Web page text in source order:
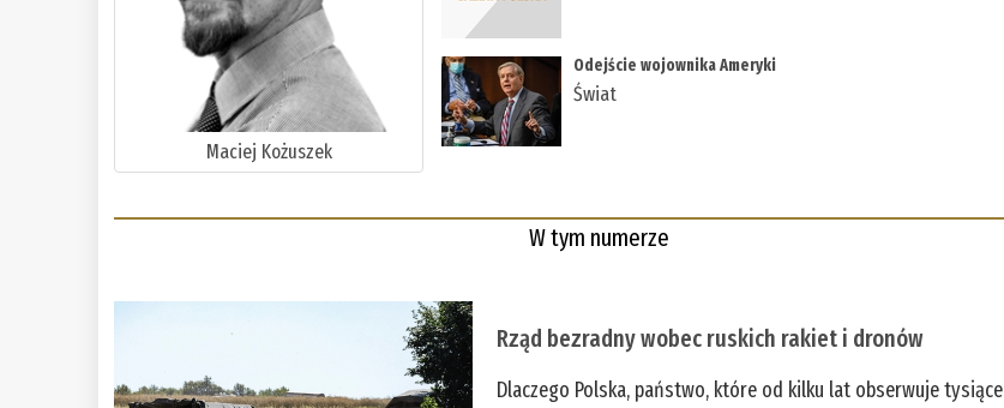
Maciej Kożuszek
Odejście wojownika Ameryki
Świat
W tym numerze
Rząd bezradny wobec ruskich rakiet i dronów
Dlaczego Polska, państwo, które od kilku lat obserwuje tysiące